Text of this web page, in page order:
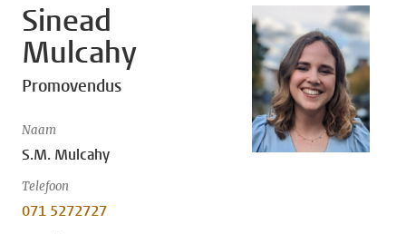
Sinead
Mulcahy
Promovendus
Naam
S.M. Mulcahy
Telefoon
071 5272727